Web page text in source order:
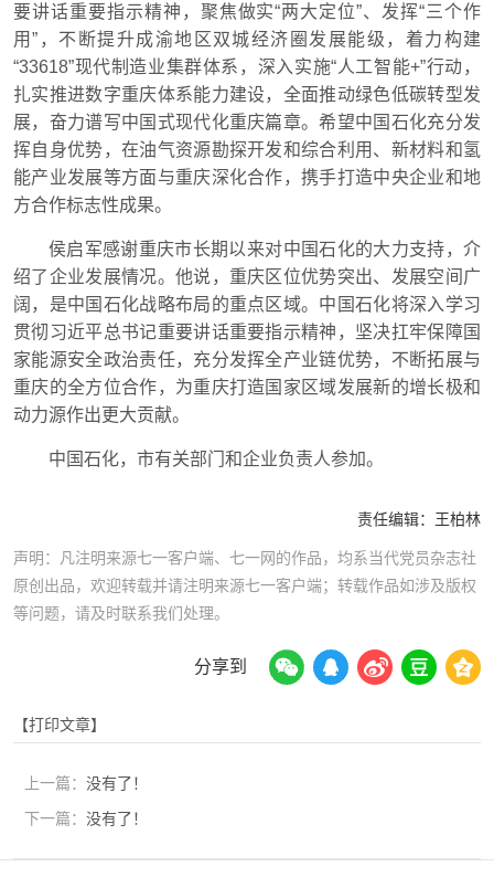
要讲话重要指示精神，聚焦做实“两大定位”、发挥“三个作
用”，不断提升成渝地区双城经济圈发展能级，着力构建
“33618”现代制造业集群体系，深入实施“人工智能+”行动，
扎实推进数字重庆体系能力建设，全面推动绿色低碳转型发
展，奋力谱写中国式现代化重庆篇章。希望中国石化充分发
挥自身优势，在油气资源勘探开发和综合利用、新材料和氢
能产业发展等方面与重庆深化合作，携手打造中央企业和地
方合作标志性成果。
侯启军感谢重庆市长期以来对中国石化的大力支持，介
绍了企业发展情况。他说，重庆区位优势突出、发展空间广
阔，是中国石化战略布局的重点区域。中国石化将深入学习
贯彻习近平总书记重要讲话重要指示精神，坚决扛牢保障国
家能源安全政治责任，充分发挥全产业链优势，不断拓展与
重庆的全方位合作，为重庆打造国家区域发展新的增长极和
动力源作出更大贡献。
中国石化，市有关部门和企业负责人参加。
责任编辑： 王柏林
声明：凡注明来源七一客户端、七一网的作品，均系当代党员杂志社
原创出品，欢迎转载并请注明来源七一客户端；转载作品如涉及版权
等问题，请及时联系我们处理。
分享到
【打印文章】
上一篇： 没有了！
下一篇： 没有了！